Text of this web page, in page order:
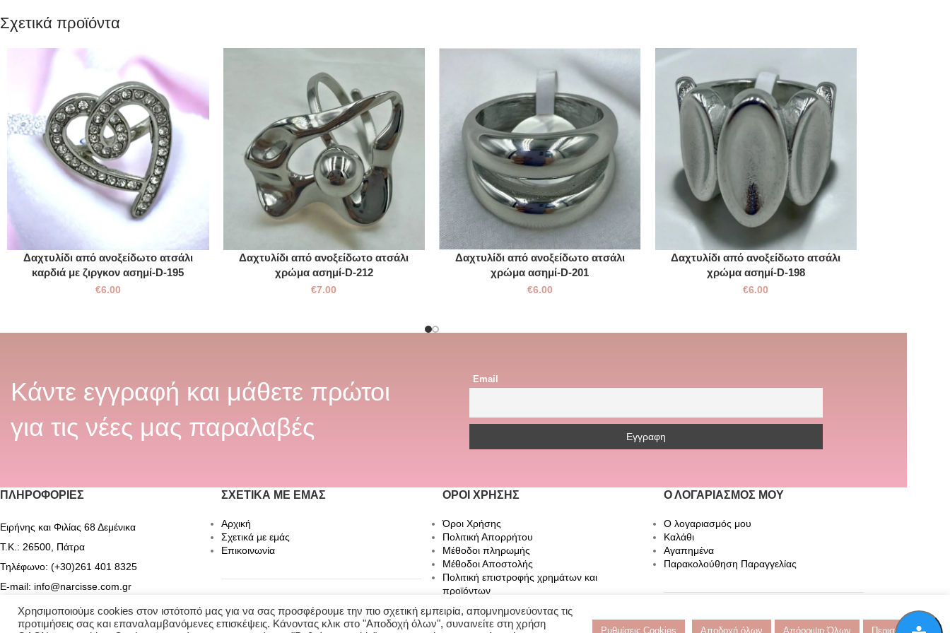
Σχετικά προϊόντα
Δαχτυλίδι από ανοξείδωτο ατσάλι
καρδιά με ζιργκον ασημί-D-195
€6.00
Δαχτυλίδι από ανοξείδωτο ατσάλι
χρώμα ασημί-D-212
€7.00
Δαχτυλίδι από ανοξείδωτο ατσάλι
χρώμα ασημί-D-201
€6.00
Δαχτυλίδι από ανοξείδωτο ατσάλι
χρώμα ασημί-D-198
€6.00
Κάντε εγγραφή και μάθετε πρώτοι
για τις νέες μας παραλαβές
Email
ΠΛΗΡΟΦΟΡΊΕΣ
Ειρήνης και Φιλίας 68 Δεμένικα
Τ.Κ.: 26500, Πάτρα
Τηλέφωνο: (+30)261 401 8325
E-mail: info@narcisse.com.gr
ΣΧΕΤΙΚΆ ΜΕ ΕΜΆΣ
Αρχική
Σχετικά με εμάς
Επικοινωνία
Narcisse_accesssories
ΌΡΟΙ ΧΡΉΣΗΣ
Όροι Χρήσης
Πολιτική Απορρήτου
Μέθοδοι πληρωμής
Μέθοδοι Αποστολής
Πολιτική επιστροφής χρημάτων και
προϊόντων
Ο ΛΟΓΑΡΙΑΣΜΌΣ ΜΟΥ
Ο λογαριασμός μου
Καλάθι
Αγαπημένα
Παρακολούθηση Παραγγελίας
Χρησιμοποιούμε cookies στον ιστότοπό μας για να σας προσφέρουμε την πιο σχετική εμπειρία, απομνημονεύοντας τις
προτιμήσεις σας και επαναλαμβανόμενες επισκέψεις. Κάνοντας κλικ στο "Αποδοχή όλων", συναινείτε στη χρήση
Ρυθμίσεις Cookies Αποδοχή όλων Απόρριψη Όλων Περισσότερα